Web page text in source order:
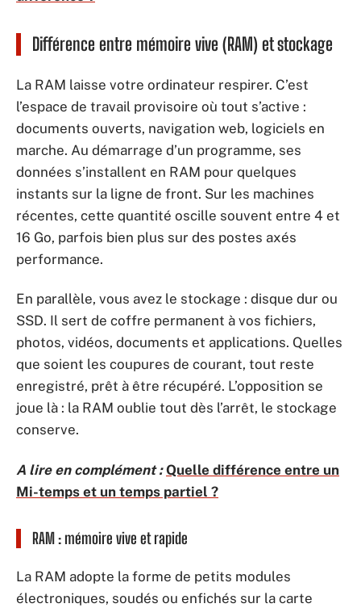
Différence entre mémoire vive (RAM) et stockage
La RAM laisse votre ordinateur respirer. C’est
l’espace de travail provisoire où tout s’active :
documents ouverts, navigation web, logiciels en
marche. Au démarrage d’un programme, ses
données s’installent en RAM pour quelques
instants sur la ligne de front. Sur les machines
récentes, cette quantité oscille souvent entre 4 et
16 Go, parfois bien plus sur des postes axés
performance.
En parallèle, vous avez le stockage : disque dur ou
SSD. Il sert de coffre permanent à vos fichiers,
photos, vidéos, documents et applications. Quelles
que soient les coupures de courant, tout reste
enregistré, prêt à être récupéré. L’opposition se
joue là : la RAM oublie tout dès l’arrêt, le stockage
conserve.
A lire en complément : Quelle différence entre un
Mi-temps et un temps partiel ?
RAM : mémoire vive et rapide
La RAM adopte la forme de petits modules
électroniques, soudés ou enfichés sur la carte